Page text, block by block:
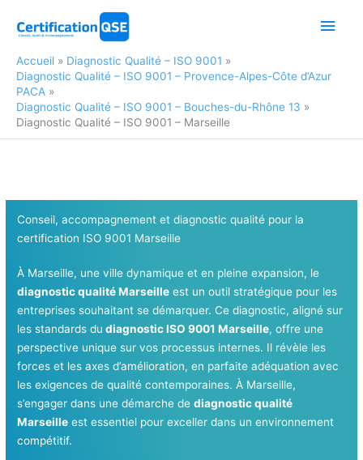
Accueil
Diagnostic Qualité – ISO 9001
Diagnostic Qualité – ISO 9001 – Provence-Alpes-Côte d’Azur
PACA
Diagnostic Qualité – ISO 9001 – Bouches-du-Rhône 13
Diagnostic Qualité – ISO 9001 – Marseille
Conseil, accompagnement et diagnostic qualité pour la
certification ISO 9001 Marseille
À Marseille, une ville dynamique et en pleine expansion, le
diagnostic qualité Marseille est un outil stratégique pour les
entreprises souhaitant se démarquer. Ce diagnostic, aligné sur
les standards du diagnostic ISO 9001 Marseille, offre une
perspective unique sur vos processus internes. Il révèle les
forces et les axes d’amélioration, en parfaite adéquation avec
les exigences de qualité contemporaines. À Marseille,
s’engager dans une démarche dediagnostic qualité
Marseille est essentiel pour exceller dans un environnement
compétitif.